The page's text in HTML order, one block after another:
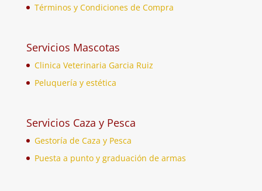
Términos y Condiciones de Compra
Servicios Mascotas
Clinica Veterinaria Garcia Ruiz
Peluquería y estética
Servicios Caza y Pesca
Gestoría de Caza y Pesca
Puesta a punto y graduación de armas